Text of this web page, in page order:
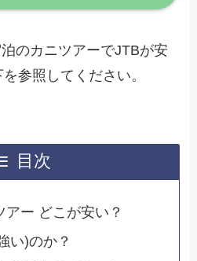
のカニツアーでJTBが安
参照してください。
目次
ー どこが安い？
い)のか？